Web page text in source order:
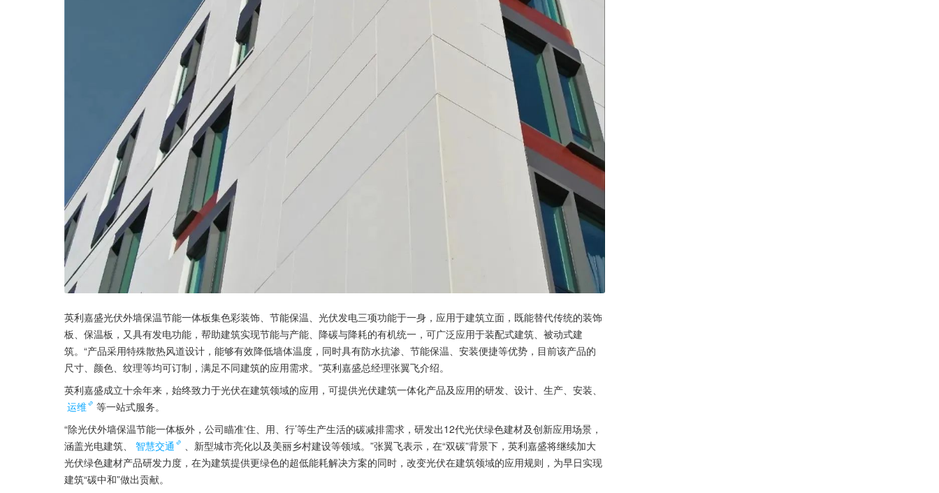
英利嘉盛光伏外墙保温节能一体板集色彩装饰、节能保温、光伏发电三项功能于一身，应用于建筑立面，既能替代传统的装饰
板、保温板，又具有发电功能，帮助建筑实现节能与产能、降碳与降耗的有机统一，可广泛应用于装配式建筑、被动式建
筑。“产品采用特殊散热风道设计，能够有效降低墙体温度，同时具有防水抗渗、节能保温、安装便捷等优势，目前该产品的
尺寸、颜色、纹理等均可订制，满足不同建筑的应用需求。”英利嘉盛总经理张翼飞介绍。
英利嘉盛成立十余年来，始终致力于光伏在建筑领域的应用，可提供光伏建筑一体化产品及应用的研发、设计、生产、安装、
运维
等一站式服务。
“除光伏外墙保温节能一体板外，公司瞄准‘住、用、行’等生产生活的碳减排需求，研发出12代光伏绿色建材及创新应用场景，
涵盖光电建筑、
智慧交通
、新型城市亮化以及美丽乡村建设等领域。”张翼飞表示，在“双碳”背景下，英利嘉盛将继续加大
光伏绿色建材产品研发力度，在为建筑提供更绿色的超低能耗解决方案的同时，改变光伏在建筑领域的应用规则，为早日实现
建筑“碳中和”做出贡献。